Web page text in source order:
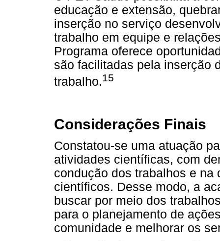
educação e extensão,
inserção no serviço
trabalho em equipe e
Programa oferece
são facilitadas pela inserção
trabalho.15
Considerações Finais
Constatou-se uma atuação
atividades científicas, com
condução dos trabalhos e
científicos. Desse modo, a
buscar por meio dos
para o planejamento de
comunidade e melhorar os